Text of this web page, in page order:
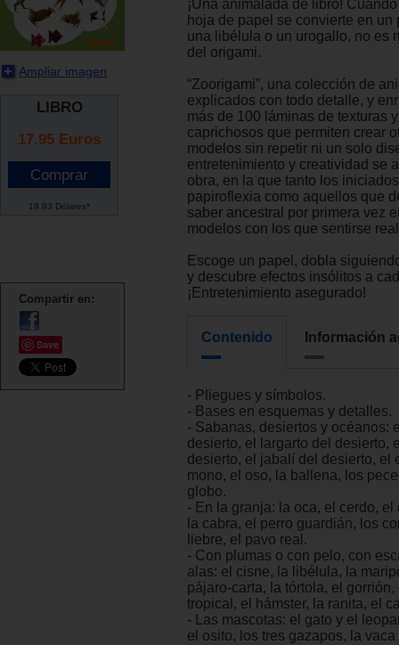
Ampliar imagen
LIBRO
17.95 Euros
19.93 Dólares*
Compartir en:
Save
¡Una animalada de libro!
hoja de papel se convierte en un
una libélula o un urogallo, no es
del origami.
“Zoorigami”, una colección de
explicados con todo detalle, y
más de 100 láminas de texturas
caprichosos que permiten crear
modelos sin repetir ni un solo
entretenimiento y creatividad se
obra, en la que tanto los
papiroflexia como aquellos que
saber ancestral por primera vez
modelos con los que sentirse
Escoge un papel, dobla
y descubre efectos insólitos a
¡Entretenimiento asegurado!
Contenido Información
- Pliegues y símbolos.
- Bases en esquemas y detalles.
- Sabanas, desiertos y océanos:
desierto, el largarto del desierto,
desierto, el jabalí del desierto, el
mono, el oso, la ballena, los
globo.
- En la granja: la oca, el cerdo, el
la cabra, el perro guardián, los
liebre, el pavo real.
- Con plumas o con pelo, con
alas: el cisne, la libélula, la
pájaro-carta, la tórtola, el gorrión,
tropical, el hámster, la ranita, el
- Las mascotas: el gato y el
el osito, los tres gazapos, la vaca